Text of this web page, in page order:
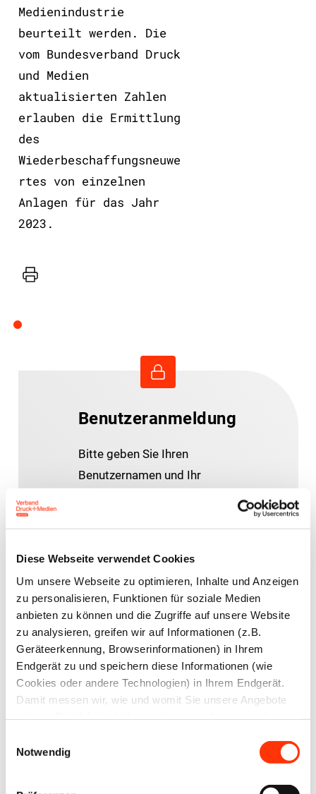
Diese Webseite verwendet Cookies
Um unsere Webseite zu optimieren, Inhalte und Anzeigen
zu personalisieren, Funktionen für soziale Medien
anbieten zu können und die Zugriffe auf unsere Website
zu analysieren, greifen wir auf Informationen (z.B.
Geräteerkennung, Browserinformationen) in Ihrem
Endgerät zu und speichern diese Informationen (wie
Cookies oder andere Technologien) in Ihrem Endgerät.
Damit messen wir, wie und womit Sie unsere Angebote
Werbung und Analysen weiter. Ihre Daten können mit
mehreren ausgewählten Partnern geteilt werden, die sich
je nach unseren aktuellen Geschäftsbeziehungen ändern
Notwendig
Medienindustrie
beurteilt werden. Die
vom Bundesverband Druck
und Medien
aktualisierten Zahlen
erlauben die Ermittlung
des
Wiederbeschaffungsneuwe
rtes von einzelnen
Anlagen für das Jahr
2023.
Drucker
Benutzeranmeldung
Bitte geben Sie Ihren
Benutzernamen und Ihr
E-Mail-Adresse